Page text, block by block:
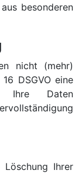
besonderen
nicht (mehr)
DSGVO eine
Ihre Daten
Ihrer